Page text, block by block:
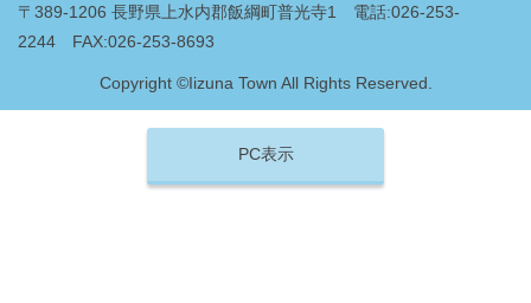
〒389-1206 長野県上水内郡飯綱町普光寺1 電話:026-253-
2244 FAX:026-253-8693
Copyright ©Iizuna Town All Rights Reserved.
PC表示